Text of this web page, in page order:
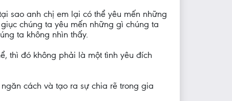
sao anh chị em lại có thể yêu mến những
chúng ta yêu mến những gì chúng ta
ta không nhìn thấy.
thì đó không phải là một tình yêu đích
cách và tạo ra sự chia rẽ trong gia